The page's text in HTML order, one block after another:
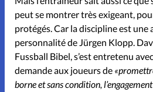
peut se montrer très exigeant,
protégés. Car la discipline est une
personnalité de Jürgen Klopp.
Fussball Bibel, s’est entretenu
demande aux joueurs de
borne et sans condition,